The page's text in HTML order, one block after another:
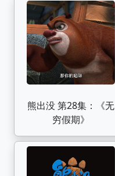
熊出没 第28集：《无
穷假期》